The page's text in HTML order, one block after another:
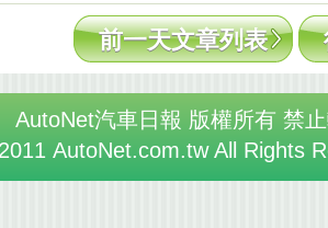
前一天文章列表
AutoNet汽車日報 版權所有 禁
AutoNet.com.tw All Rights